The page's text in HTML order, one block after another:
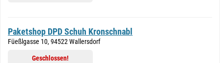
Paketshop DPD Schuh Kronschnabl
Füeßlgasse 10, 94522 Wallersdorf
Geschlossen!